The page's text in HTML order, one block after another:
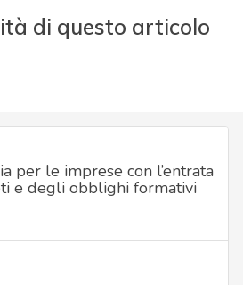
di questo articolo
per le imprese con l’entrata
e degli obblighi formativi